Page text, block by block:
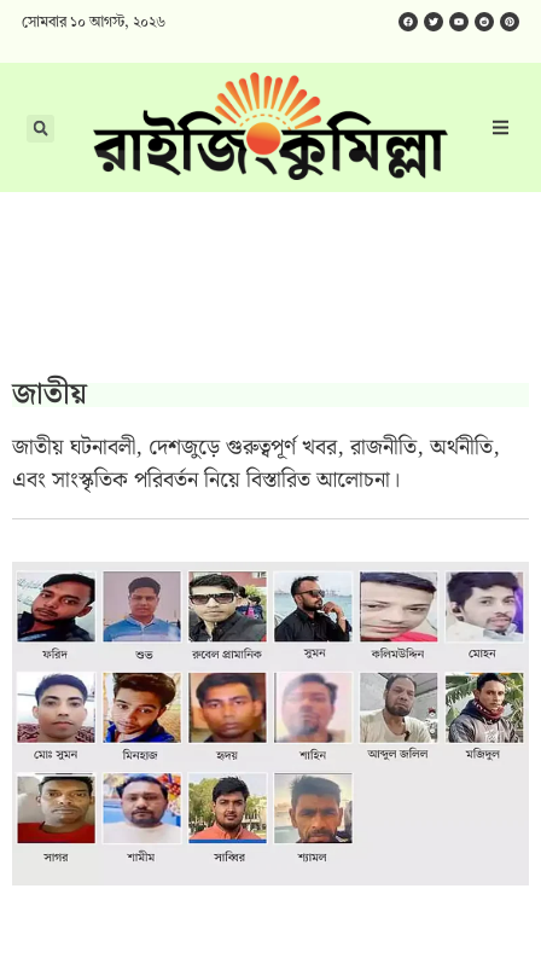
সোমবার ১০ আগস্ট, ২০২৬
জাতীয়
জাতীয় ঘটনাবলী, দেশজুড়ে গুরুত্বপূর্ণ খবর, রাজনীতি, অর্থনীতি,
এবং সাংস্কৃতিক পরিবর্তন নিয়ে বিস্তারিত আলোচনা।